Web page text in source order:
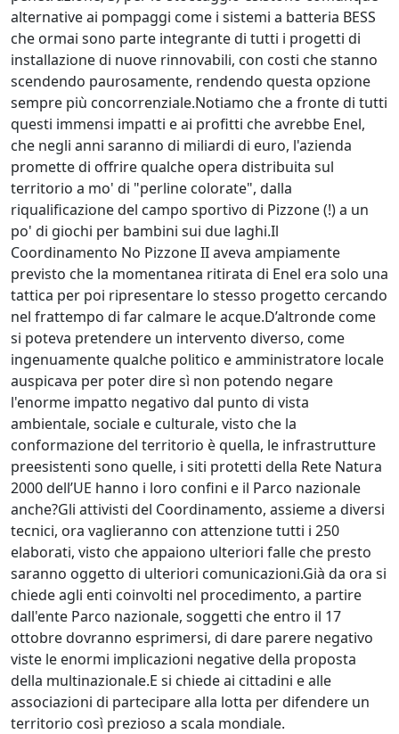
alternative ai pompaggi come i sistemi a batteria BESS
che ormai sono parte integrante di tutti i progetti di
installazione di nuove rinnovabili, con costi che stanno
scendendo paurosamente, rendendo questa opzione
sempre più concorrenziale.Notiamo che a fronte di tutti
questi immensi impatti e ai profitti che avrebbe Enel,
che negli anni saranno di miliardi di euro, l'azienda
promette di offrire qualche opera distribuita sul
territorio a mo' di "perline colorate", dalla
riqualificazione del campo sportivo di Pizzone (!) a un
po' di giochi per bambini sui due laghi.Il
Coordinamento No Pizzone II aveva ampiamente
previsto che la momentanea ritirata di Enel era solo una
tattica per poi ripresentare lo stesso progetto cercando
nel frattempo di far calmare le acque.D’altronde come
si poteva pretendere un intervento diverso, come
ingenuamente qualche politico e amministratore locale
auspicava per poter dire sì non potendo negare
l'enorme impatto negativo dal punto di vista
ambientale, sociale e culturale, visto che la
conformazione del territorio è quella, le infrastrutture
preesistenti sono quelle, i siti protetti della Rete Natura
2000 dell’UE hanno i loro confini e il Parco nazionale
anche?Gli attivisti del Coordinamento, assieme a diversi
tecnici, ora vaglieranno con attenzione tutti i 250
elaborati, visto che appaiono ulteriori falle che presto
saranno oggetto di ulteriori comunicazioni.Già da ora si
chiede agli enti coinvolti nel procedimento, a partire
dall'ente Parco nazionale, soggetti che entro il 17
ottobre dovranno esprimersi, di dare parere negativo
viste le enormi implicazioni negative della proposta
della multinazionale.E si chiede ai cittadini e alle
associazioni di partecipare alla lotta per difendere un
territorio così prezioso a scala mondiale.